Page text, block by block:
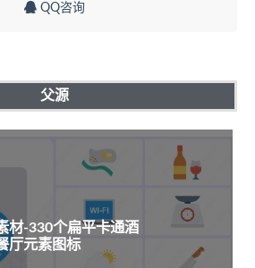
QQ咨询
父源
材-330个扁平卡通酒
厅元素图标